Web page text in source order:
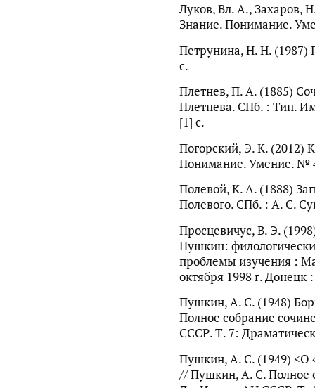
Луков, Вл. А., Захаров,
Знание. Понимание.
Петрунина, Н. Н. (1987)
с.
Плетнев, П. А. (1885)
Плетнева. СПб. : Тип.
[1] с.
Погорский, Э. К. (2012)
Понимание. Умение. №
Полевой, К. А. (1888)
Полевого. СПб. : А. С.
Просцевичус, В. Э.
Пушкин:
проблемы изучения :
октября 1998 г. Донецк
Пушкин, А. С. (1948)
Полное собрание
СССР. Т. 7:
Пушкин, А. С. (1949) <О
// Пушкин, А. С. Полное